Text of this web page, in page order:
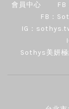
會員中心
FB：
IG：
Sothys美妍